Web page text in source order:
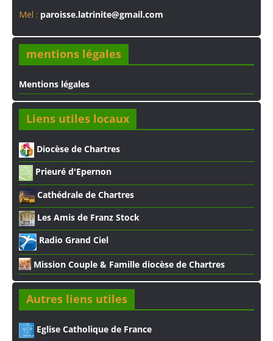
Mel : paroisse.latrinite@gmail.com
mentions légales
Mentions légales
Liens utiles locaux
Diocèse de Chartres
Prieuré d'Epernon
Cathédrale de Chartres
Les Amis de Franz Stock
Radio Grand Ciel
Mission Couple & Famille diocèse de Chartres
Autres liens utiles
Eglise Catholique de France